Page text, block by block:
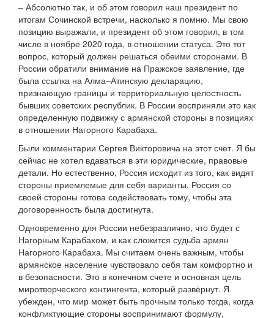
– Абсолютно так, и об этом говорил наш президент по
итогам Сочинской встречи, насколько я помню. Мы свою
позицию выражали, и президент об этом говорил, в том
числе в ноябре 2020 года, в отношении статуса. Это тот
вопрос, который должен решаться обеими сторонами. В
России обратили внимание на Пражское заявление, где
была ссылка на Алма–Атинскую декларацию,
признающую границы и территориальную целостность
бывших советских республик. В России восприняли это как
определенную подвижку с армянской стороны в позициях
в отношении Нагорного Карабаха.
Были комментарии Сергея Викторовича на этот счет. Я бы
сейчас не хотел вдаваться в эти юридические, правовые
детали. Но естественно, Россия исходит из того, как видят
стороны приемлемые для себя варианты. Россия со
своей стороны готова содействовать тому, чтобы эта
договоренность была достигнута.
Одновременно для России небезразлично, что будет с
Нагорным Карабахом, и как сложится судьба армян
Нагорного Карабаха. Мы считаем очень важным, чтобы
армянское население чувствовало себя там комфортно и
в безопасности. Это в конечном счете и основная цель
миротворческого контингента, который развёрнут. Я
убежден, что мир может быть прочным только тогда, когда
конфликтующие стороны воспринимают формулу,